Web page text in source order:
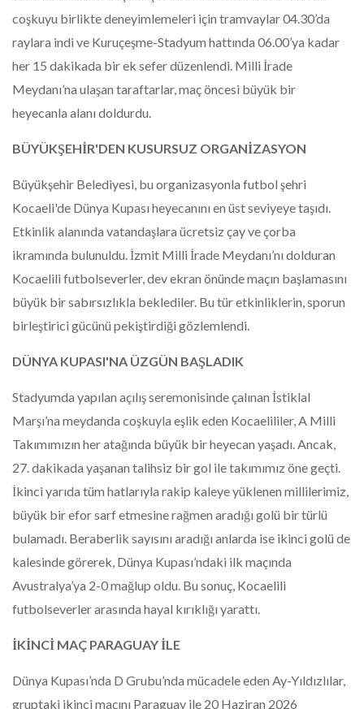
coşkuyu birlikte deneyimlemeleri için tramvaylar 04.30’da
raylara indi ve Kuruçeşme-Stadyum hattında 06.00’ya kadar
her 15 dakikada bir ek sefer düzenlendi. Milli İrade
Meydanı’na ulaşan taraftarlar, maç öncesi büyük bir
heyecanla alanı doldurdu.
BÜYÜKŞEHİR'DEN KUSURSUZ ORGANİZASYON
Büyükşehir Belediyesi, bu organizasyonla futbol şehri
Kocaeli'de Dünya Kupası heyecanını en üst seviyeye taşıdı.
Etkinlik alanında vatandaşlara ücretsiz çay ve çorba
ikramında bulunuldu. İzmit Milli İrade Meydanı’nı dolduran
Kocaelili futbolseverler, dev ekran önünde maçın başlamasını
büyük bir sabırsızlıkla beklediler. Bu tür etkinliklerin, sporun
birleştirici gücünü pekiştirdiği gözlemlendi.
DÜNYA KUPASI'NA ÜZGÜN BAŞLADIK
Stadyumda yapılan açılış seremonisinde çalınan İstiklal
Marşı’na meydanda coşkuyla eşlik eden Kocaelililer, A Milli
Takımımızın her atağında büyük bir heyecan yaşadı. Ancak,
27. dakikada yaşanan talihsiz bir gol ile takımımız öne geçti.
İkinci yarıda tüm hatlarıyla rakip kaleye yüklenen millilerimiz,
büyük bir efor sarf etmesine rağmen aradığı golü bir türlü
bulamadı. Beraberlik sayısını aradığı anlarda ise ikinci golü de
kalesinde görerek, Dünya Kupası’ndaki ilk maçında
Avustralya’ya 2-0 mağlup oldu. Bu sonuç, Kocaelili
futbolseverler arasında hayal kırıklığı yarattı.
İKİNCİ MAÇ PARAGUAY İLE
Dünya Kupası’nda D Grubu’nda mücadele eden Ay-Yıldızlılar,
gruptaki ikinci maçını Paraguay ile 20 Haziran 2026